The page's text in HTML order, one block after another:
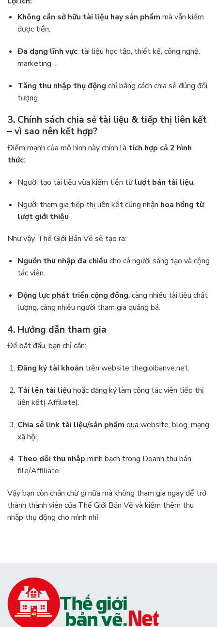
Không cần sở hữu tài liệu hay sản phẩm mà vẫn kiếm
được tiền.
Đa dạng lĩnh vực: tài liệu học tập, thiết kế, công nghệ,
marketing…
Tăng thu nhập thụ động chỉ bằng cách chia sẻ đúng đối
tượng.
3. Chính sách chia sẻ tài liệu & tiếp thị liên kết
– vì sao nên kết hợp?
Điểm mạnh của mô hình này chính là tích hợp cả 2 hình
thức:
Người tạo tài liệu vừa kiếm tiền từlượt bán tài liệu.
Người tham gia tiếp thị liên kết cũng nhận hoa hồng từ
lượt giới thiệu.
Như vậy, Thế Giới Bản Vẽ sẽ tạo ra:
Nguồn thu nhập đa chiều cho cả người sáng tạo và cộng
tác viên.
Động lực phát triển cộng đồng: càng nhiều tài liệu chất
lượng, càng nhiều người tham gia quảng bá.
4. Hướng dẫn tham gia
Để bắt đầu, bạn chỉ cần:
Đăng ký tài khoản trên website thegioibanve.net.
Tải lên tài liệu hoặc đăng ký làm cộng tác viên tiếp thị
liên kết( Affiliate).
Chia sẻ link tài liệu/sản phẩm qua website, blog, mạng
xã hội.
Theo dõi thu nhập minh bạch trong Doanh thu bán
file/Affiliate.
Vậy bạn còn chần chừ gì nữa mà không tham gia ngay để trở
thành thành viên của Thế Giới Bản Vẽ và kiếm thêm thu
nhập thụ động cho mình nhỉ